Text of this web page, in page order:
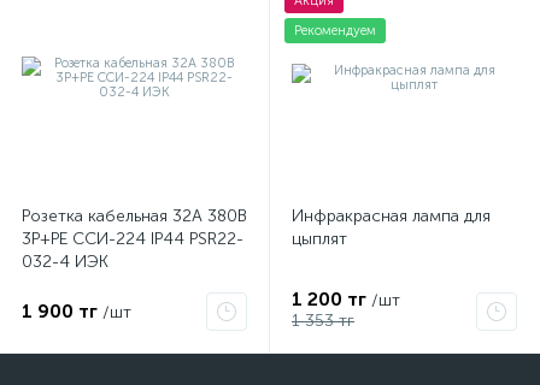
Розетка кабельная 32А 380В
3P+PЕ ССИ-224 IP44 PSR22-
032-4 ИЭК
1 900 тг /шт
Рекомендуем
Инфракрасная лампа для
цыплят
1 200 тг /шт
1 353 тг